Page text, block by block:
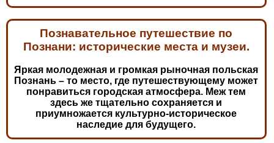
Познавательное путешествие по
Познани: исторические места и музеи.
Яркая молодежная и громкая рыночная польская
Познань – то место, где путешествующему может
понравиться городская атмосфера. Меж тем
здесь же тщательно сохраняется и
приумножается культурно-историческое
наследие для будущего.